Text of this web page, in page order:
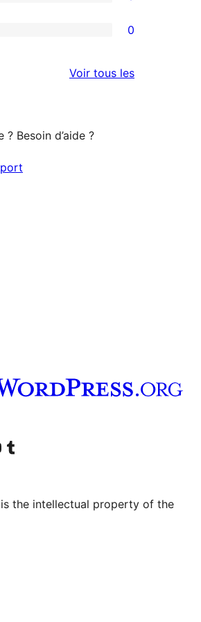
0
Voir tous lesavis
Besoin d’aide ?
chaîne YouTube
Visiter notre compte Tumblr
the intellectual property of the